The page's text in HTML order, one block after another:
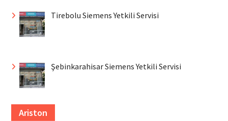
Tirebolu Siemens Yetkili Servisi
Şebinkarahisar Siemens Yetkili Servisi
Ariston